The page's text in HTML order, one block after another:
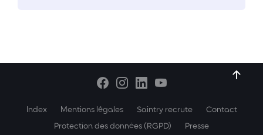
Index Mentions légales Saintry recrute
Contact
Protection des données (RGPD)
Presse